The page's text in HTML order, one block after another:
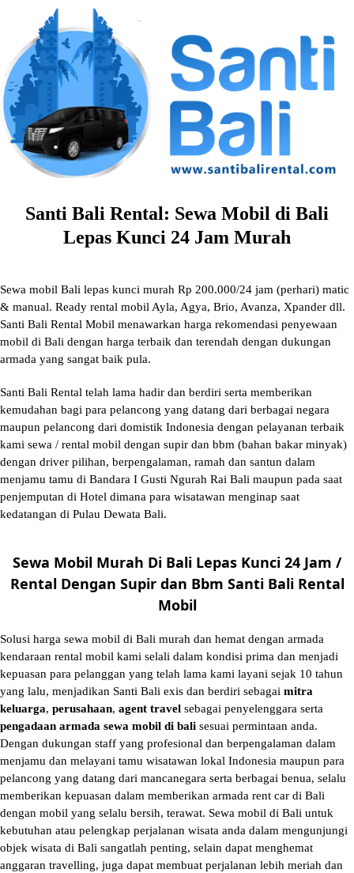
content
Santi Bali Rental: Sewa Mobil di Bali
Lepas Kunci 24 Jam Murah
Sewa mobil Bali lepas kunci murah Rp 200.000/24 jam (perhari) matic
& manual. Ready rental mobil Ayla, Agya, Brio, Avanza, Xpander dll.
Santi Bali Rental Mobil menawarkan harga rekomendasi penyewaan
mobil di Bali dengan harga terbaik dan terendah dengan dukungan
armada yang sangat baik pula.
Santi Bali Rental telah lama hadir dan berdiri serta memberikan
kemudahan bagi para pelancong yang datang dari berbagai negara
maupun pelancong dari domistik Indonesia dengan pelayanan terbaik
kami sewa / rental mobil dengan supir dan bbm (bahan bakar minyak)
dengan driver pilihan, berpengalaman, ramah dan santun dalam
menjamu tamu di Bandara I Gusti Ngurah Rai Bali maupun pada saat
penjemputan di Hotel dimana para wisatawan menginap saat
kedatangan di Pulau Dewata Bali.
Sewa Mobil Murah Di Bali Lepas Kunci 24 Jam /
Rental Dengan Supir dan Bbm Santi Bali Rental
Mobil
Solusi harga sewa mobil di Bali murah dan hemat dengan armada
kendaraan rental mobil kami selali dalam kondisi prima dan menjadi
kepuasan para pelanggan yang telah lama kami layani sejak 10 tahun
yang lalu, menjadikan Santi Bali exis dan berdiri sebagai mitra
keluarga, perusahaan, agent travel sebagai penyelenggara serta
pengadaan armada sewa mobil di bali sesuai permintaan anda.
Dengan dukungan staff yang profesional dan berpengalaman dalam
menjamu dan melayani tamu wisatawan lokal Indonesia maupun para
pelancong yang datang dari mancanegara serta berbagai benua, selalu
memberikan kepuasan dalam memberikan armada rent car di Bali
dengan mobil yang selalu bersih, terawat. Sewa mobil di Bali untuk
kebutuhan atau pelengkap perjalanan wisata anda dalam mengunjungi
objek wisata di Bali sangatlah penting, selain dapat menghemat
anggaran travelling, juga dapat membuat perjalanan lebih meriah dan